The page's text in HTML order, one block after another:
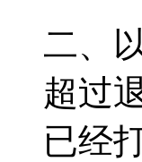
二、
超过
已经